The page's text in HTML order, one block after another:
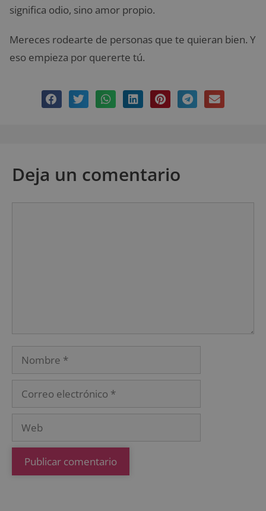
significa odio, sino amor propio.
Mereces rodearte de personas que te quieran bien. Y
eso empieza por quererte tú.
Deja un comentario